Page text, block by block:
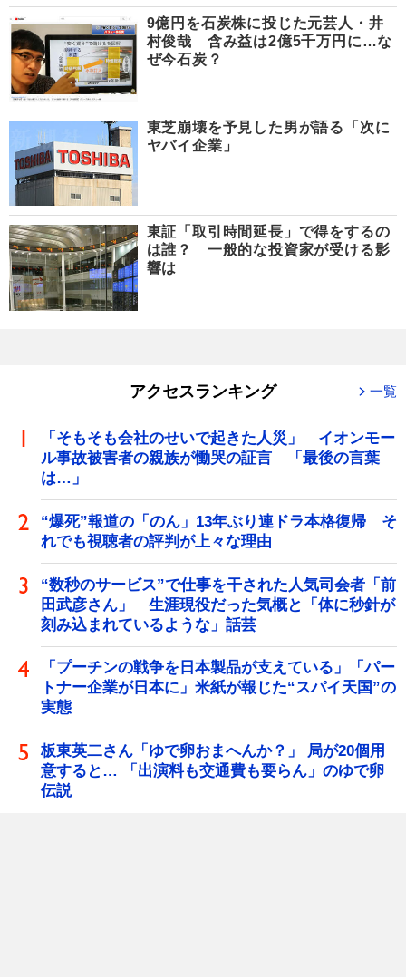
9億円を石炭株に投じた元芸人・井
村俊哉 含み益は2億5千万円に…な
ぜ今石炭？
東芝崩壊を予見した男が語る「次に
ヤバイ企業」
東証「取引時間延長」で得をするの
は誰？ 一般的な投資家が受ける影
響は
アクセスランキング 一覧
「そもそも会社のせいで起きた人災」 イオンモー
ル事故被害者の親族が慟哭の証言 「最後の言葉
は…」
“爆死”報道の「のん」13年ぶり連ドラ本格復帰 そ
れでも視聴者の評判が上々な理由
“数秒のサービス”で仕事を干された人気司会者「前
田武彦さん」 生涯現役だった気概と「体に秒針が
刻み込まれているような」話芸
「プーチンの戦争を日本製品が支えている」「パー
トナー企業が日本に」米紙が報じた“スパイ天国”の
実態
板東英二さん「ゆで卵おまへんか？」 局が20個用
意すると… 「出演料も交通費も要らん」のゆで卵
伝説